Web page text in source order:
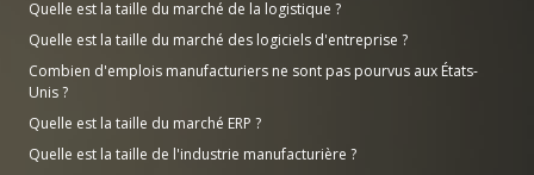
Quelle est la taille du marché de la logistique ?
Quelle est la taille du marché des logiciels d'entreprise ?
Combien d'emplois manufacturiers ne sont pas pourvus aux États-
Unis ?
Quelle est la taille du marché ERP ?
Quelle est la taille de l'industrie manufacturière ?